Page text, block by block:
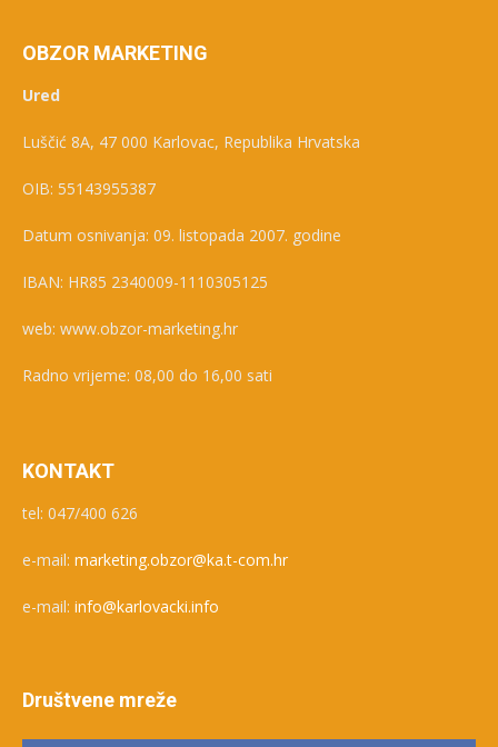
OBZOR MARKETING
Ured
Luščić 8A, 47 000 Karlovac, Republika Hrvatska
OIB: 55143955387
Datum osnivanja: 09. listopada 2007. godine
IBAN: HR85 2340009-1110305125
web: www.obzor-marketing.hr
Radno vrijeme: 08,00 do 16,00 sati
KONTAKT
tel: 047/400 626
e-mail: marketing.obzor@ka.t-com.hr
e-mail: info@karlovacki.info
Društvene mreže